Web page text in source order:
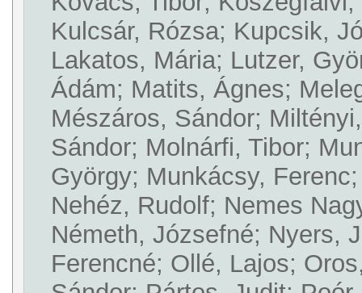
Kulcsár, Rózsa; Kupcsik,
Lakatos, Mária; Lutzer,
Ádám; Matits, Ágnes;
Mészáros, Sándor;
Sándor; Molnárfi, Tibor;
György; Munkácsy,
Nehéz, Rudolf; Nemes
Németh, Józsefné; Nyers,
Ferencné; Ollé, Lajos;